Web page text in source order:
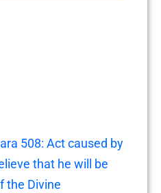
508: Act caused by
that he will be
the Divine